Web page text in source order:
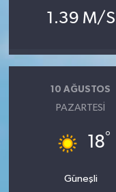
1.39 M/S
10 AĞUSTOS
PAZARTESI
18°
Güneşli